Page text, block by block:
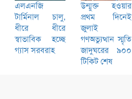
এলএনজি
টার্মিনাল চালু,
ধীরে ধীরে
স্বাভাবিক হচ্ছে
গ্যাস সরবরাহ
উন্মুক্ত হওয়ার
প্রথম দিনেই
জুলাই
গণঅভ্যুত্থান স্মৃতি
জাদুঘরের ৯০০
টিকিট শেষ